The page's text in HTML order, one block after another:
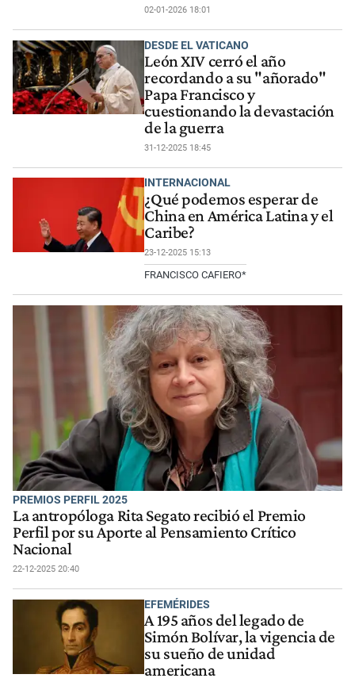
02-01-2026 18:01
DESDE EL VATICANO
León XIV cerró el año
recordando a su "añorado"
Papa Francisco y
cuestionando la devastación
de la guerra
31-12-2025 18:45
INTERNACIONAL
¿Qué podemos esperar de
China en América Latina y el
Caribe?
23-12-2025 15:13
FRANCISCO CAFIERO*
PREMIOS PERFIL 2025
La antropóloga Rita Segato recibió el Premio
Perfil por su Aporte al Pensamiento Crítico
Nacional
22-12-2025 20:40
EFEMÉRIDES
A 195 años del legado de
Simón Bolívar, la vigencia de
su sueño de unidad
americana